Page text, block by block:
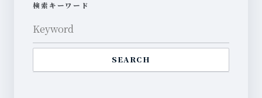
検索キーワード
SEARCH